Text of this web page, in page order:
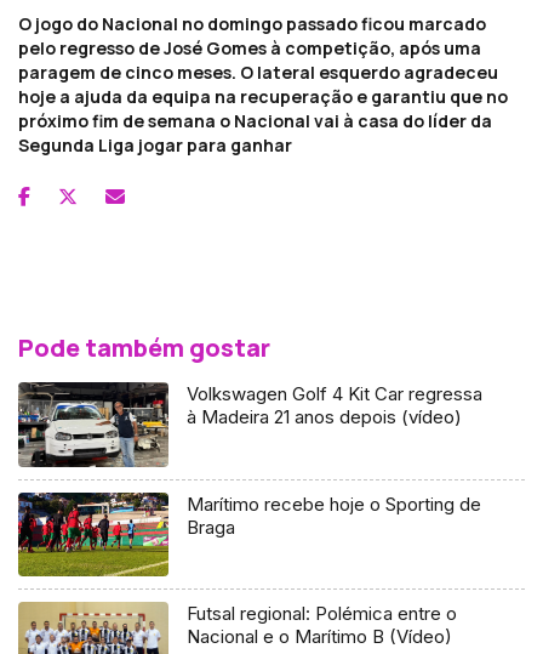
O jogo do Nacional no domingo passado ficou marcado
pelo regresso de José Gomes à competição, após uma
paragem de cinco meses. O lateral esquerdo agradeceu
hoje a ajuda da equipa na recuperação e garantiu que no
próximo fim de semana o Nacional vai à casa do líder da
Segunda Liga jogar para ganhar
Pode também gostar
Volkswagen Golf 4 Kit Car regressa
à Madeira 21 anos depois (vídeo)
Marítimo recebe hoje o Sporting de
Braga
Futsal regional: Polémica entre o
Nacional e o Marítimo B (Vídeo)